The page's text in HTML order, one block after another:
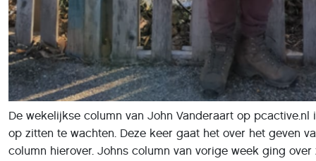
De wekelijkse column van John Vanderaart op pcactive.nl
op zitten te wachten. Deze keer gaat het over het geven
column hierover. Johns column van vorige week ging